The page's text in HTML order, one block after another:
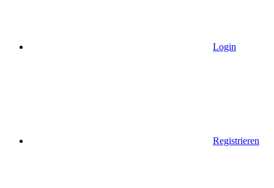
Login
Registrieren